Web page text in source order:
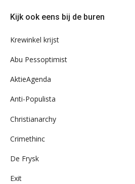
ons
Kijk ook eens bij de buren
Krewinkel krijst
Abu Pessoptimist
AktieAgenda
Anti-Populista
Christianarchy
Crimethinc
De Frysk
Exit